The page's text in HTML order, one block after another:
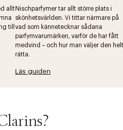
allt
till
Nischparfymer tar allt större plats i
skönhetsvärlden. Vi tittar närmare på
vad som kännetecknar sådana
parfymvarumärken, varför de har fått
medvind – och hur man väljer den helt
rätta.
Läs guiden